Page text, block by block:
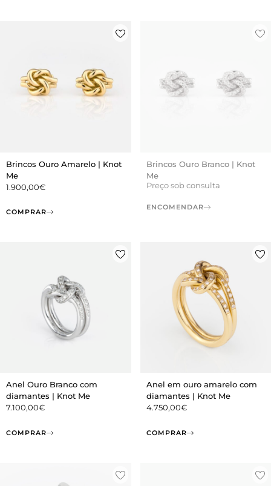
Brincos Ouro Amarelo | Knot
Me
1.900,00€
COMPRAR
Brincos Ouro Branco | Knot
Me
Preço sob consulta
ENCOMENDAR
Anel Ouro Branco com
diamantes | Knot Me
7.100,00€
COMPRAR
Anel em ouro amarelo com
diamantes | Knot Me
4.750,00€
COMPRAR